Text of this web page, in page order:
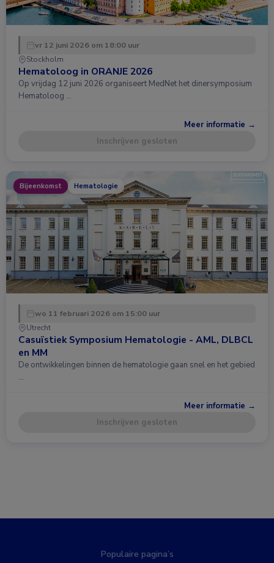
vr 12 juni 2026 om 18:00 uur
Stockholm
Hematoloog in ORANJE 2026
Op vrijdag 12 juni 2026 organiseert MedNet het dinersymposium
Hematoloog …
Meer informatie →
Inschrijven gesloten
Bijeenkomst Hematologie
wo 11 februari 2026 om 15:00 uur
Utrecht
Casuïstiek Symposium Hematologie - AML, DLBCL
en MM
De ontwikkelingen binnen de hematologie gaan snel en het gebied
…
Meer informatie →
Inschrijven gesloten
Populaire pagina’s